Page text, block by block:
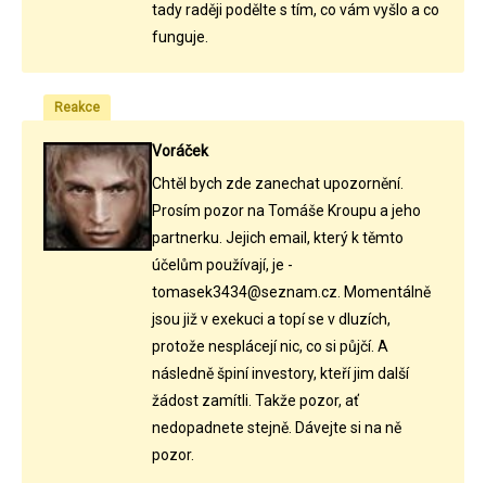
tady raději podělte s tím, co vám vyšlo a co
funguje.
Reakce
Voráček
Chtěl bych zde zanechat upozornění.
Prosím pozor na Tomáše Kroupu a jeho
partnerku. Jejich email, který k těmto
účelům používají, je -
tomasek3434@seznam.cz. Momentálně
jsou již v exekuci a topí se v dluzích,
protože nesplácejí nic, co si půjčí. A
následně špiní investory, kteří jim další
žádost zamítli. Takže pozor, ať
nedopadnete stejně. Dávejte si na ně
pozor.